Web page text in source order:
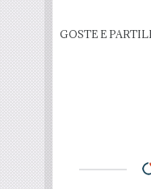
GOSTE E